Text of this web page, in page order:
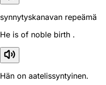
synnytyskanavan repeämä
He is of noble birth .
Hän on aatelissyntyinen.